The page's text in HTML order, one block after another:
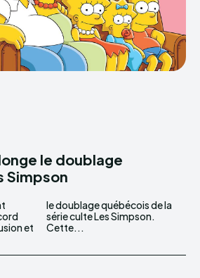
le doublage
Simpson
et
Cette...